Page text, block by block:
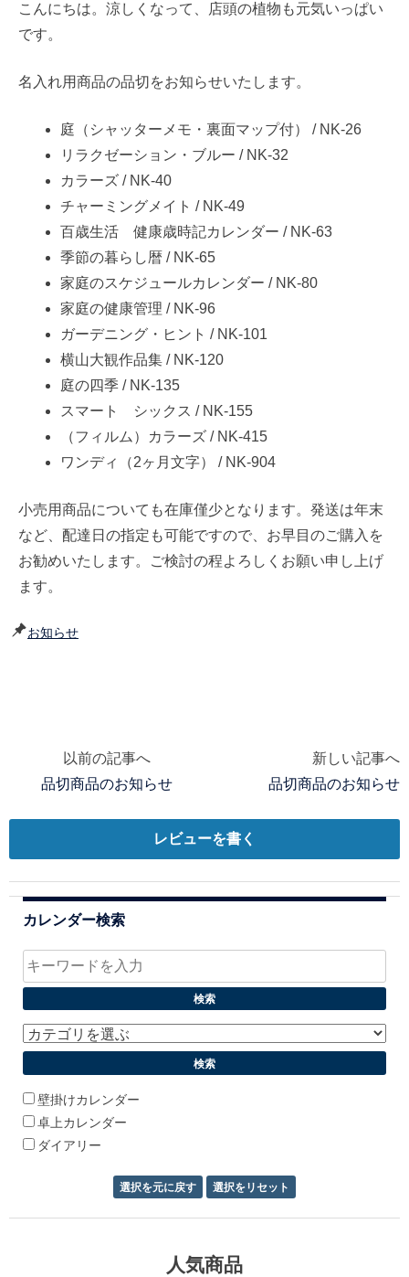
こんにちは。涼しくなって、店頭の植物も元気いっぱい
です。
名入れ用商品の品切をお知らせいたします。
庭（シャッターメモ・裏面マップ付） / NK-26
リラクゼーション・ブルー / NK-32
カラーズ / NK-40
チャーミングメイト / NK-49
百歳生活 健康歳時記カレンダー / NK-63
季節の暮らし暦 / NK-65
家庭のスケジュールカレンダー / NK-80
家庭の健康管理 / NK-96
ガーデニング・ヒント / NK-101
横山大観作品集 / NK-120
庭の四季 / NK-135
スマート シックス / NK-155
（フィルム）カラーズ / NK-415
ワンディ（2ヶ月文字） / NK-904
小売用商品についても在庫僅少となります。発送は年末
など、配達日の指定も可能ですので、お早目のご購入を
お勧めいたします。ご検討の程よろしくお願い申し上げ
ます。
お知らせ
ビ
ゲ
ー
ョ
ン
以前の記事へ
品切商品のお知らせ
新しい記事へ
品切商品のお知らせ
レビューを書く
カレンダー検索
壁掛けカレンダー
卓上カレンダー
ダイアリー
人気商品